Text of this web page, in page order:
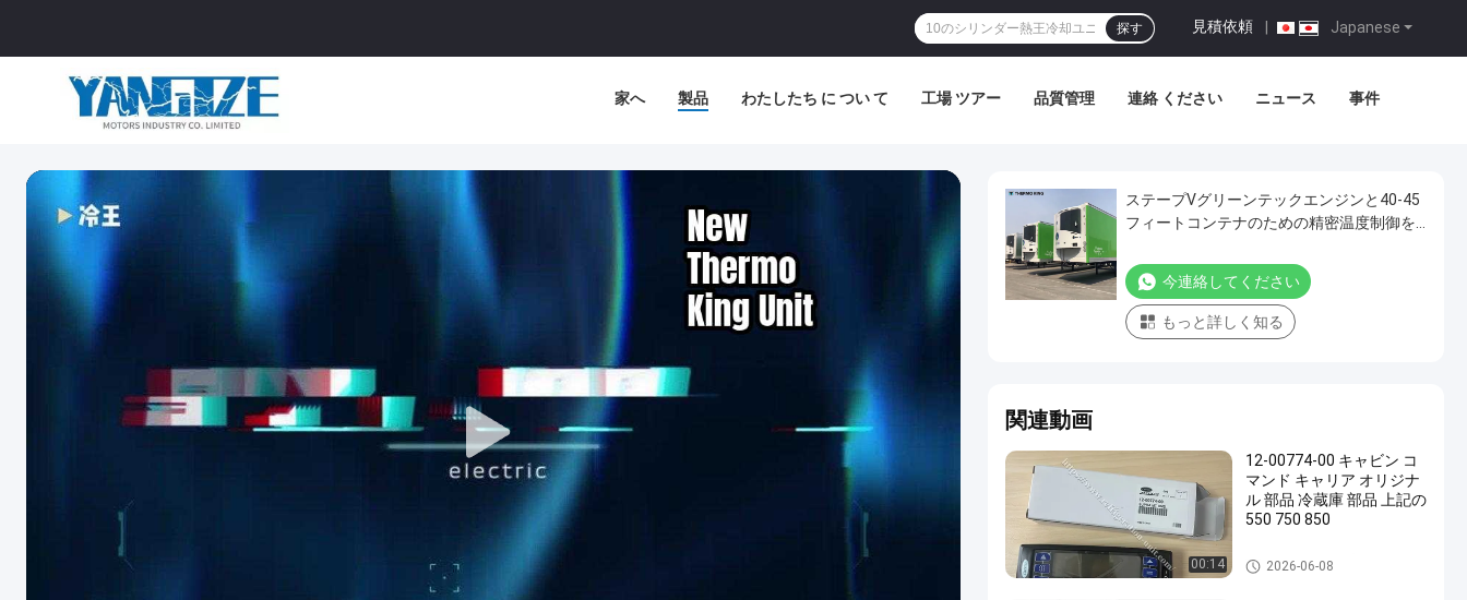
Japanese
見積依頼
探す
家へ 製品 わたしたち に つい て 工場 ツアー 品質管理 連絡 ください ニュース 事件
ステープVグリーンテックエンジンと40-45
フィートコンテナのための精密温度制御を
今連絡してください
もっと詳しく知る
関連動画
00:14
12-00774-00 キャビン コ
マンド キャリア オリジナ
ル 部品 冷蔵庫 部品 上記の
550 750 850
キャリアの冷凍の部品
2026-06-08